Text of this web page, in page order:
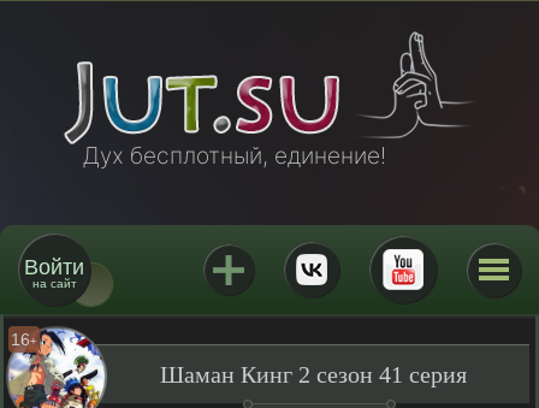
Дух бесплотный, единение!
Войти
на сайт
16+
Шаман Кинг 2 сезон 41 серия